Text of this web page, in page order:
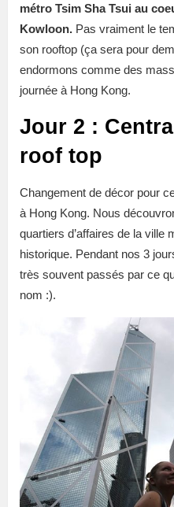
métro Tsim Sha Tsui au
Kowloon. Pas vraiment le
son rooftop (ça sera pour
endormons comme des
journée à Hong Kong.
Jour 2 :
roof top
Changement de décor pour
à Hong Kong. Nous
quartiers d’affaires de la ville
historique. Pendant nos 3
très souvent passés par ce
nom :).